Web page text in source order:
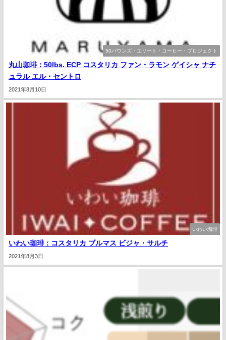
50パウンズ・エリート・コーヒー・プロジェクト
丸山珈琲：50lbs. ECP コスタリカ ファン・ラモン ゲイシャ ナチ
ュラル エル・セントロ
2021年8月10日
いわい珈琲
いわい珈琲：コスタリカ ブルマス ビジャ・サルチ
2021年8月3日